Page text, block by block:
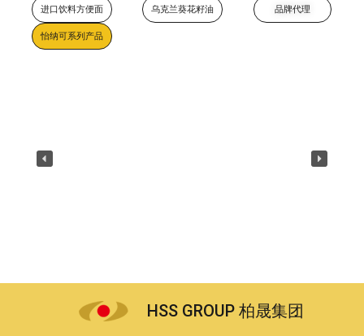
进口饮料方便面 乌克兰葵花籽油 品牌代理
怡纳可系列产品
HSS GROUP 柏晟集团